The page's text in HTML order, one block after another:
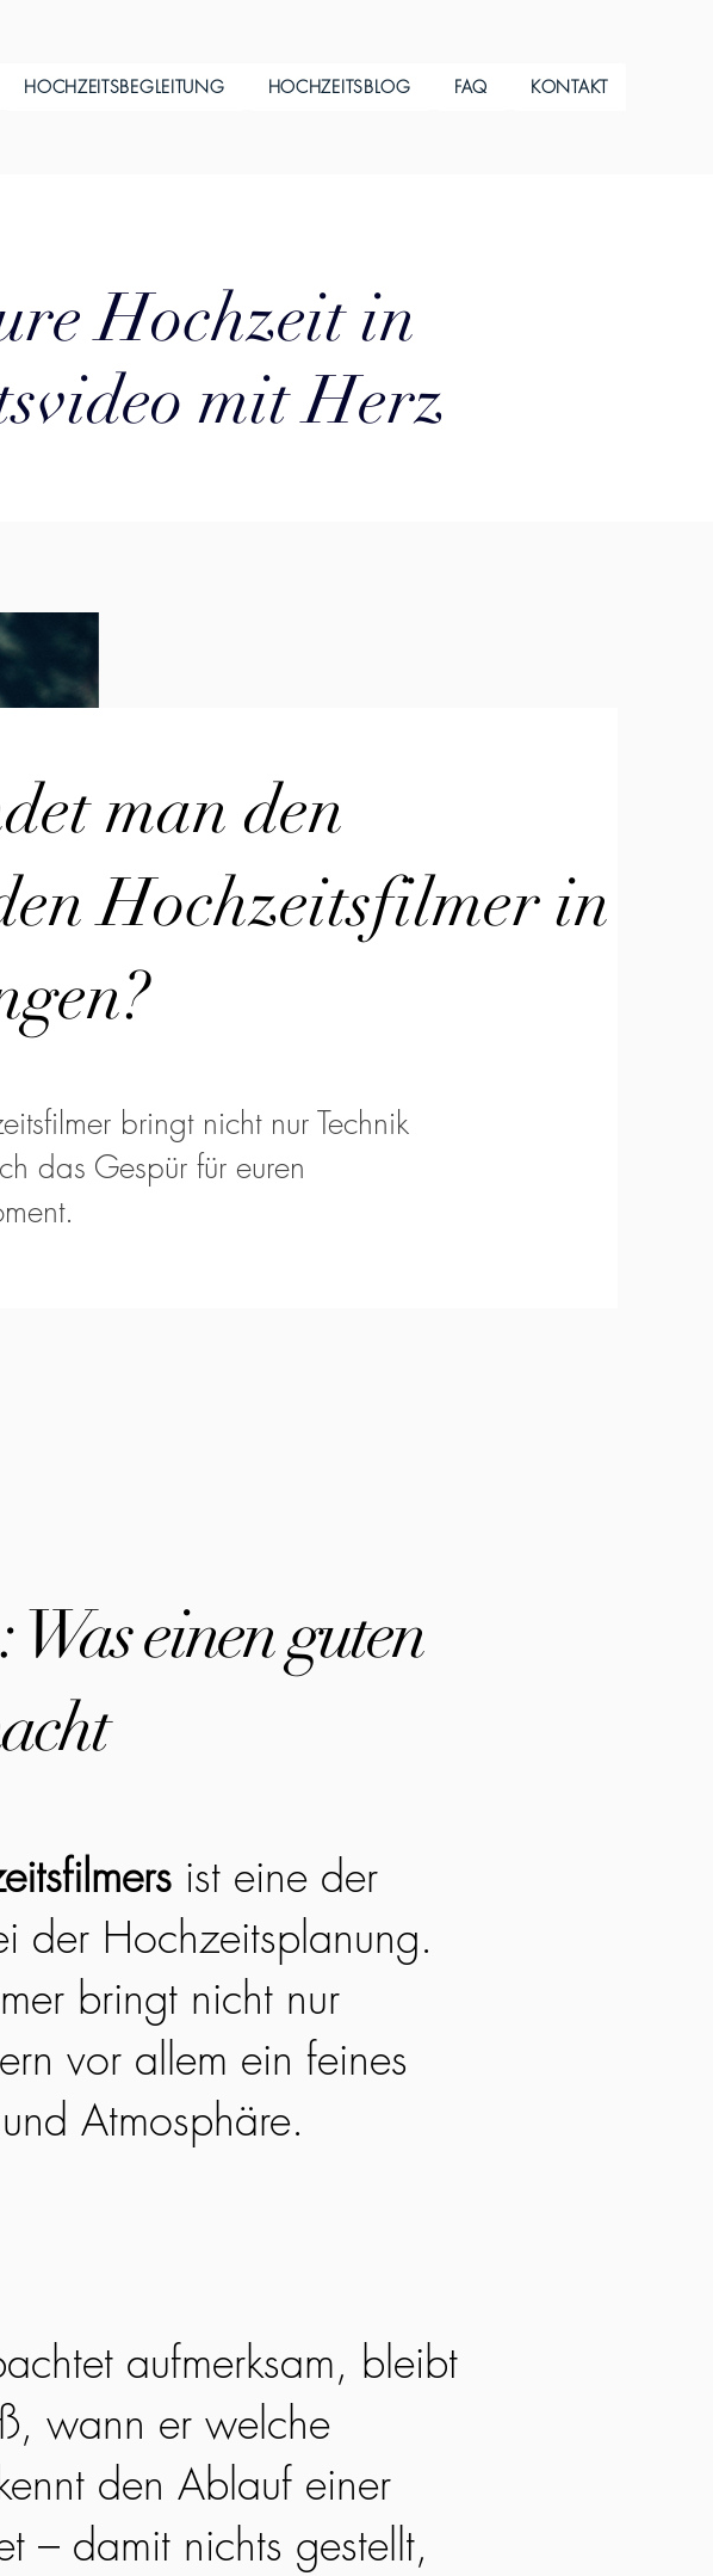
HOCHZEITSBEGLEITUNG HOCHZEITSBLOG FAQ KONTAKT
Hochzeit in
mit Herz
man den
Hochzeitsfilmer in
bringt nicht nur Technik
das Gespür für euren
einen guten
ist eine der
der Hochzeitsplanung.
bringt nicht nur
vor allem ein feines
Atmosphäre.
aufmerksam, bleibt
wann er welche
den Ablauf einer
– damit nichts gestellt,